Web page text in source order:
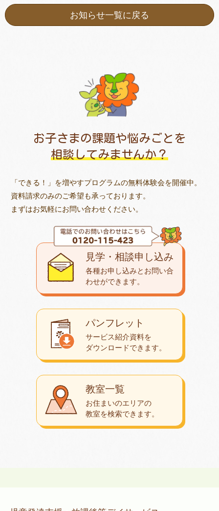
お知らせ一覧に戻る
お子さまの課題や悩みごとを
相談してみませんか？
「できる！」を増やすプログラムの無料体験会を開催中。
資料請求のみのご希望も承っております。
まずはお気軽にお問い合わせください。
教室一覧
お住まいのエリアの
教室を検索できます。
パンフレット
サービス紹介資料を
ダウンロードできます。
見学・相談申し込み
各種お申し込みとお問い合
わせができます。